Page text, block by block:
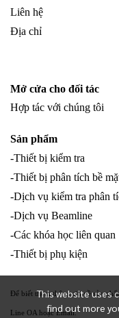
This website uses
find out more
Liên hệ
Địa chỉ
Mở cửa cho đối tác
Hợp tác với chúng tôi
Sản phẩm
-Thiết bị kiểm tra
-Thiết bị phân tích bề
-Dịch vụ kiểm tra phân
-Dịch vụ Beamline
-Các khóa học liên quan
-Thiết bị phụ kiện
Để biết thêm thông tin về sản
Line OA hoặc Email.